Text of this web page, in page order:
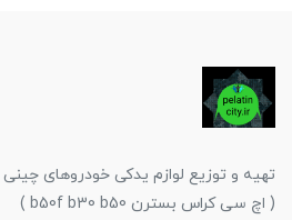
تهیه و توزیع لوازم یدکی خودروهای چینی
( اچ سی کراس بسترن b50f b30 b50 )